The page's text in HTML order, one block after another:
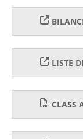
LISTE
CLASS